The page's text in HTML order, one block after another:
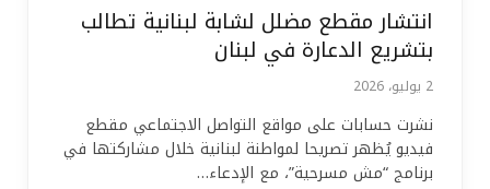
انتشار مقطع مضلل لشابة لبنانية تطالب
بتشريع الدعارة في لبنان
2 يوليو، 2026
نشرت حسابات على مواقع التواصل الاجتماعي مقطع
فيديو يُظهر تصريحا لمواطنة لبنانية خلال مشاركتها في
برنامج “مش مسرحية”، مع الإدعاء…